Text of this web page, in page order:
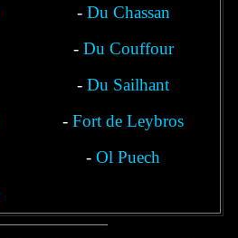
- Du Chassan
- Du Couffour
-Du Sailhant
-Fort de Leybros
-Ol Puech